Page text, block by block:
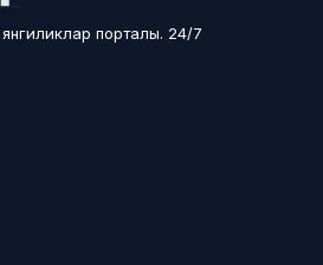
порталы. 24/7